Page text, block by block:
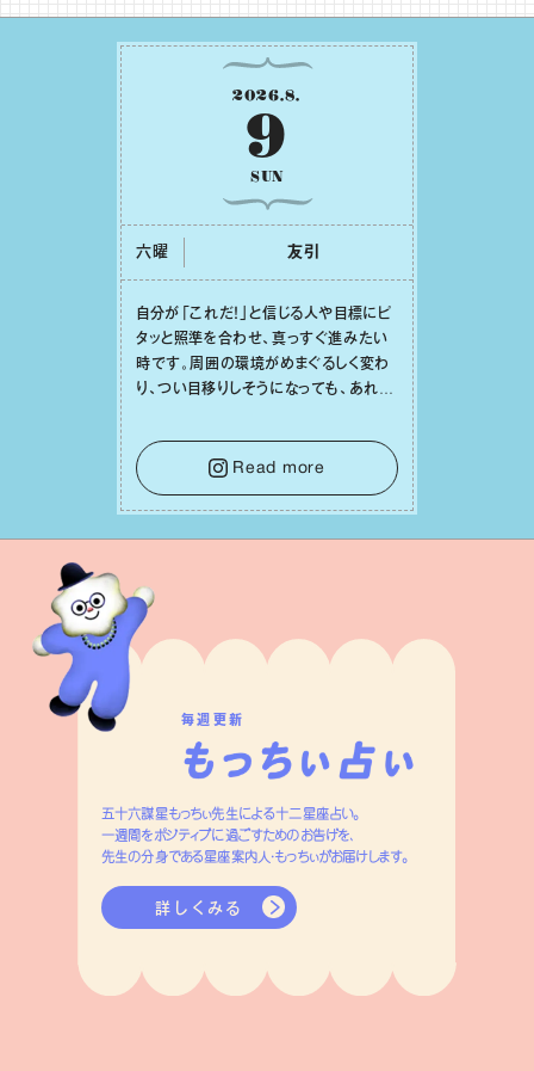
2026.8.
9
SUN
六曜 友引
⾃分が「これだ！」と信じる⼈や⽬標にピ
タッと照準を合わせ、真っすぐ進みたい
時です。周囲の環境がめまぐるしく変わ
り、つい⽬移りしそうになっても、あれこ
をそっと⼿放し、⽬の前のことに集中しま
しょう。そのブレない決意が、あなたにと
って有意義で安定した成果を引き寄せま
す。
Read more
毎週更新
五十六謀星もっちぃ先生による十二星座占い。
一週間をポジティブに過ごすためのお告げを、
先生の分身である星座案内人・もっちぃがお届けします。
詳しくみる